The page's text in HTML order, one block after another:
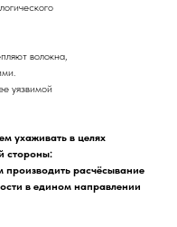
волокна,
уязвимой
ухаживать в целях
стороны:
производить расчёсывание
в едином направлении